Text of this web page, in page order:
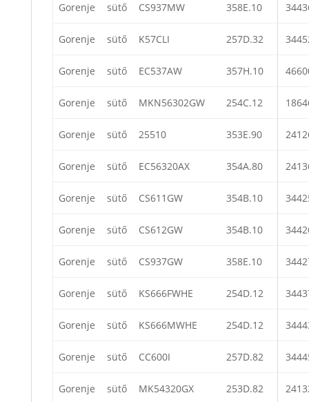
Gorenje sütő CS937MW 358E.10
Gorenje sütő K57CLI 257D.32
Gorenje sütő EC537AW 357H.10
Gorenje sütő MKN56302GW 254C.12
Gorenje sütő 25510 353E.90
Gorenje sütő EC56320AX 354A.80
Gorenje sütő CS611GW 354B.10
Gorenje sütő CS612GW 354B.10
Gorenje sütő CS937GW 358E.10
Gorenje sütő KS666FWHE 254D.12
Gorenje sütő KS666MWHE 254D.12
Gorenje sütő CC600I 257D.82
Gorenje sütő MK54320GX 253D.82